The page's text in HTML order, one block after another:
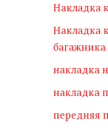
Накладка
Накладка
багажника
накладка
накладка
передняя